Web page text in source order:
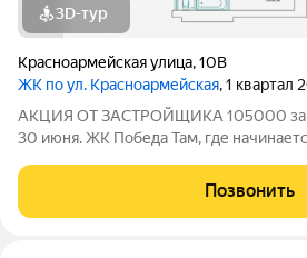
3D-тур
Красноармейская улица,10В
ЖК по ул. Красноармейская, 1 квартал
АКЦИЯ ОТ ЗАСТРОЙЩИКА 105000 за
30 июня. ЖК Победа Там, где
современный 5-этажный кирпичный
созданный в формате уютного
Позвонить